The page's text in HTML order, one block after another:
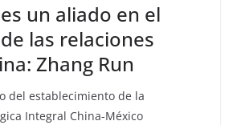
es un aliado en el
las relaciones
Zhang Run
del establecimiento de la
Integral China-México